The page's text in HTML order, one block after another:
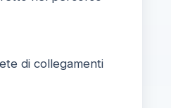
di collegamenti